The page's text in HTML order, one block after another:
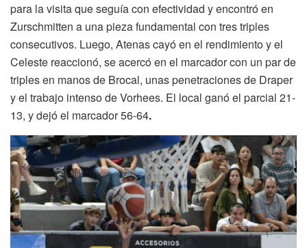
para la visita que seguía con efectividad y encontró en
Zurschmitten a una pieza fundamental con tres triples
consecutivos. Luego, Atenas cayó en el rendimiento y el
Celeste reaccionó, se acercó en el marcador con un par de
triples en manos de Brocal, unas penetraciones de Draper
y el trabajo intenso de Vorhees. El local ganó el parcial 21-
13, y dejó el marcador 56-64.